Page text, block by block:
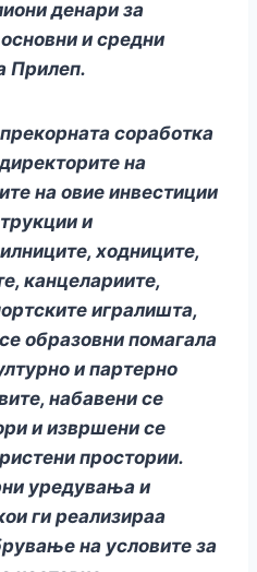
денари за
и средни
Прилеп.
соработка
на
на овие инвестиции
и
ходниците,
канцелариите,
игралишта,
образовни помагала
и партерно
набавени се
и извршени се
простории.
уредувања и
ги реализираа
на условите за